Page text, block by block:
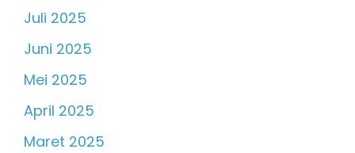
Juli 2025
Juni 2025
Mei 2025
April 2025
Maret 2025